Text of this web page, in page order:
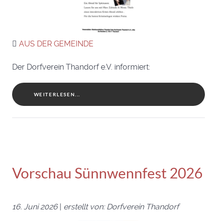
AUS DER GEMEINDE
Der Dorfverein Thandorf e.V. informiert:
WEITERLESEN...
Vorschau Sünnwennfest 2026
16. Juni 2026 erstellt von: Dorfverein Thandorf